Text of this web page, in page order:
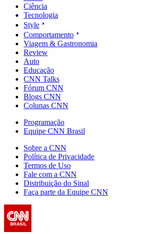
Ciência
Tecnologia
Style
Comportamento
Viagem & Gastronomia
Review
Auto
Educação
CNN Talks
Fórum CNN
Blogs CNN
Colunas CNN
Programação
Equipe CNN Brasil
Sobre a CNN
Política de Privacidade
Termos de Uso
Fale com a CNN
Distribuição do Sinal
Faça parte da Equipe CNN